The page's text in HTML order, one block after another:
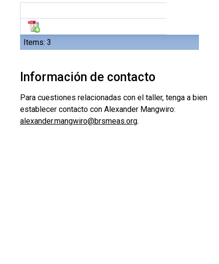
Items: 3
Información de contacto
Para cuestiones relacionadas con el taller, tenga a bien
establecer contacto con Alexander Mangwiro:
alexander.mangwiro@brsmeas.org.